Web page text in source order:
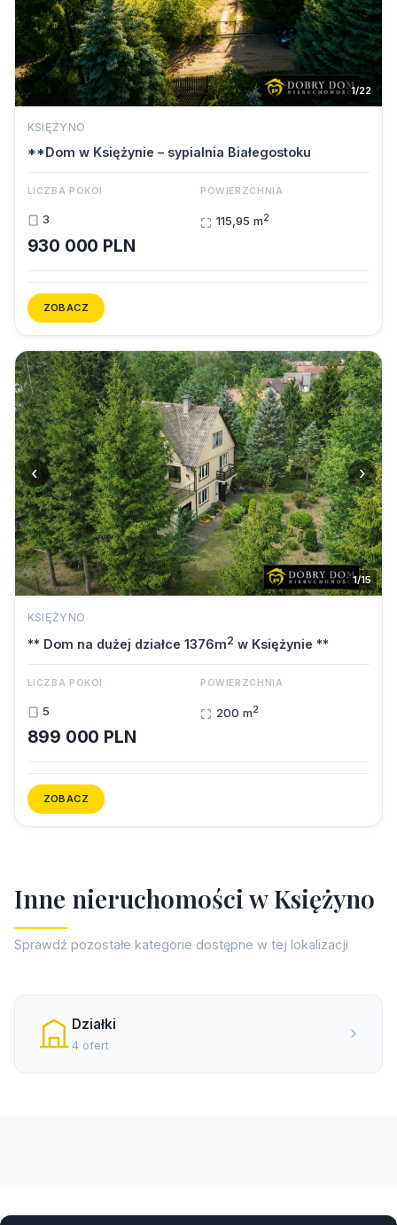
1/22
KSIĘŻYNO
**Dom w Księżynie – sypialnia Białegostoku
LICZBA POKOI
3
POWIERZCHNIA
115,95 m2
930 000 PLN
ZOBACZ
‹ ›
1/15
KSIĘŻYNO
** Dom na dużej działce 1376m2 w Księżynie **
LICZBA POKOI
5
POWIERZCHNIA
200 m2
899 000 PLN
ZOBACZ
Inne nieruchomości w Księżyno
Sprawdź pozostałe kategorie dostępne w tej lokalizacji
Działki
4 ofert